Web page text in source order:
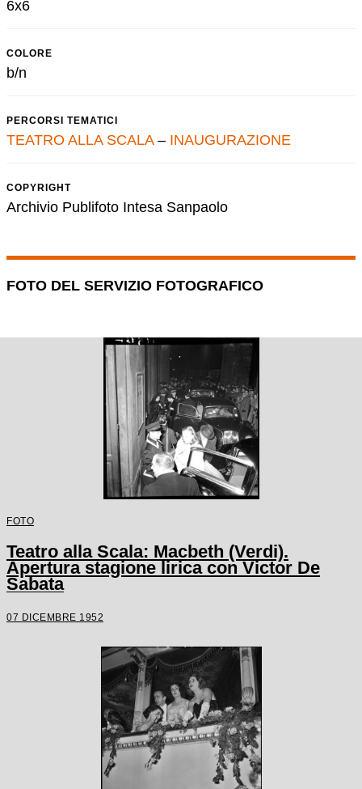
6x6
COLORE
b/n
PERCORSI TEMATICI
TEATRO ALLA SCALA– INAUGURAZIONE
COPYRIGHT
Archivio Publifoto Intesa Sanpaolo
FOTO DEL SERVIZIO FOTOGRAFICO
FOTO
Teatro alla Scala: Macbeth (Verdi).
Apertura stagione lirica con Victor De
Sabata
07 DICEMBRE 1952